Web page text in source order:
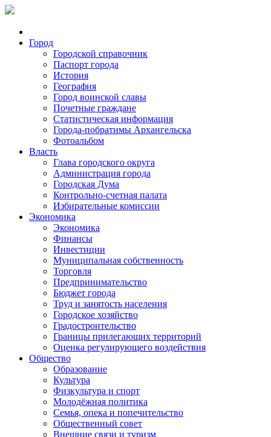
Город
Городской справочник
Паспорт города
История
География
Город воинской славы
Почетные граждане
Статистическая информация
Города-побратимы Архангельска
Фотоальбом
Власть
Глава городского округа
Администрация города
Городская Дума
Контрольно-счетная палата
Избирательные комиссии
Экономика
Экономика
Финансы
Инвестиции
Муниципальная собственность
Торговля
Предпринимательство
Бюджет города
Труд и занятость населения
Городское хозяйство
Градостроительство
Границы прилегающих территорий
Оценка регулирующего воздействия
Общество
Образование
Культура
Физкультура и спорт
Молодёжная политика
Семья, опека и попечительство
Общественный совет
Внешние связи и туризм